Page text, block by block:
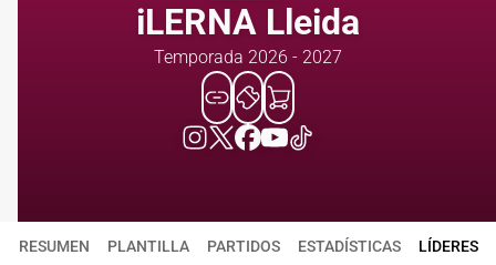
iLERNA Lleida
Temporada 2026 - 2027
RESUMEN PLANTILLA PARTIDOS ESTADÍSTICAS LÍDERES